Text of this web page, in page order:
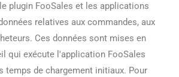
plugin FooSales et les applications
relatives aux commandes, aux
Ces données sont mises en
qui exécute l'application FooSales
temps de chargement initiaux. Pour